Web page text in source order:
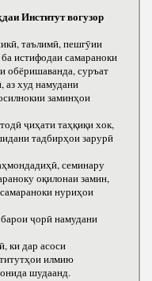
Институт вогузор
таълимӣ, пешгӯии
истифодаи самараноки
обёришаванда, суръат
аз худ намудани
заминҳои
ҷиҳати таҳқиқи хок,
тадбирҳои зарурӣ
семинару
оқилонаи замин,
нуриҳои
ҷорӣ намудани
ки дар асоси
илмию
шудаанд.